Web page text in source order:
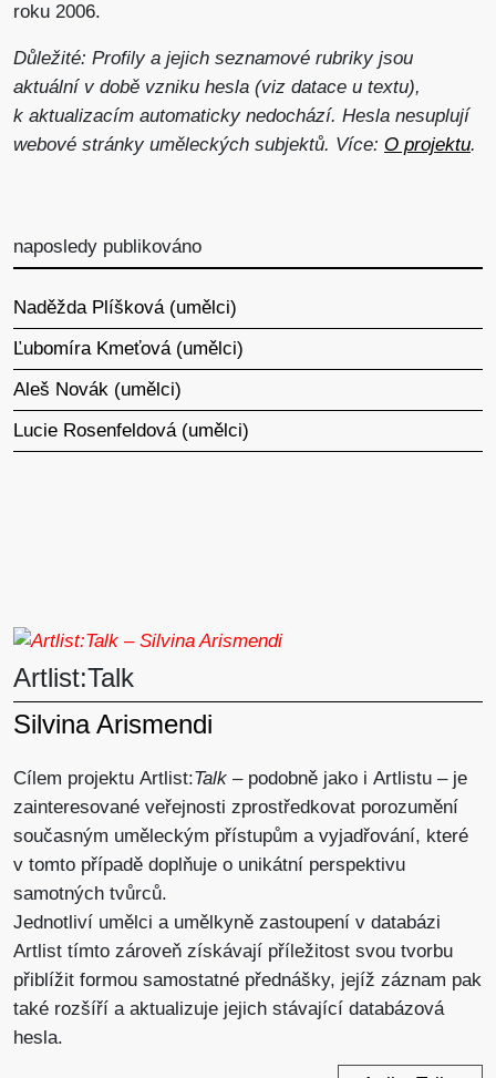
roku 2006.
Důležité: Profily a jejich seznamové rubriky jsou
aktuální v době vzniku hesla (viz datace u textu),
k aktualizacím automaticky nedochází. Hesla nesuplují
webové stránky uměleckých subjektů. Více: O projektu.
naposledy publikováno
Naděžda Plíšková (umělci)
Ľubomíra Kmeťová (umělci)
Aleš Novák (umělci)
Lucie Rosenfeldová (umělci)
Artlist:Talk
Silvina Arismendi
Cílem projektu Artlist:Talk – podobně jako i Artlistu – je
zainteresované veřejnosti zprostředkovat porozumění
současným uměleckým přístupům a vyjadřování, které
v tomto případě doplňuje o unikátní perspektivu
samotných tvůrců.
Jednotliví umělci a umělkyně zastoupení v databázi
Artlist tímto zároveň získávají příležitost svou tvorbu
přiblížit formou samostatné přednášky, jejíž záznam pak
také rozšíří a aktualizuje jejich stávající databázová
hesla.